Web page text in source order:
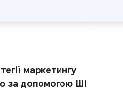
маркетингу
за допомогою ШІ